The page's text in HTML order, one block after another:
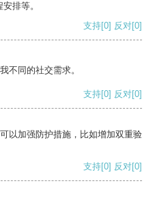
排等。
支持[0] 反对[0]
不同的社交需求。
支持[0] 反对[0]
以加强防护措施，比如增加双重验
支持[0] 反对[0]